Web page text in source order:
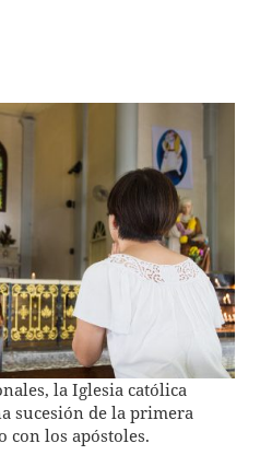
la Iglesia católica
sucesión de la primera
con los apóstoles.